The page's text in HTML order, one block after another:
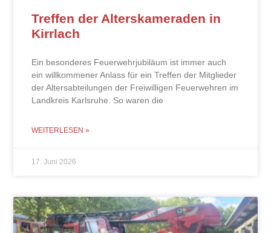
Treffen der Alterskameraden in
Kirrlach
Ein besonderes Feuerwehrjubiläum ist immer auch
ein willkommener Anlass für ein Treffen der Mitglieder
der Altersabteilungen der Freiwilligen Feuerwehren im
Landkreis Karlsruhe. So waren die
WEITERLESEN »
17. Juni 2026